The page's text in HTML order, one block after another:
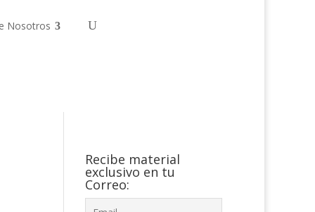
Nosotros
Recibe material
exclusivo en tu
Correo: